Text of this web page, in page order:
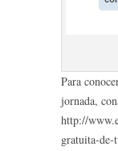
Para
jornada,
http://
gratuita-de-